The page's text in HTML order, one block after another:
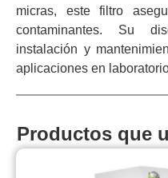
micras, este filtro
contaminantes. Su
instalación y
aplicaciones en
Productos que